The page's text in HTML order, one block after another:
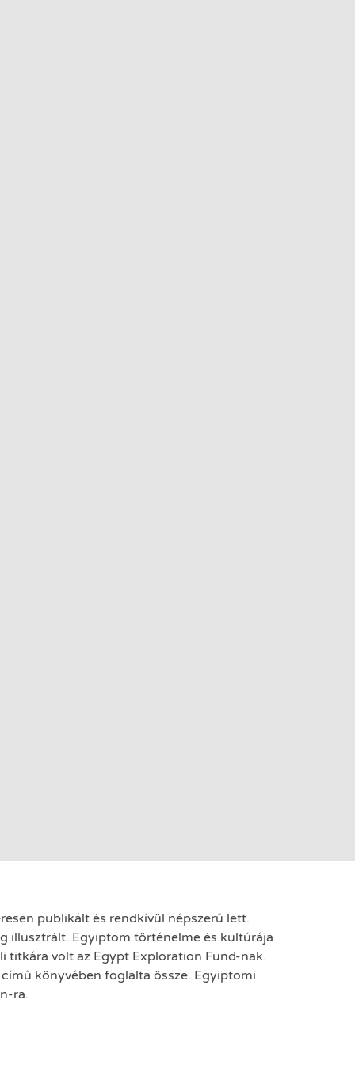
publikált és rendkívül népszerű lett.
illusztrált. Egyiptom történelme és kultúrája
titkára volt az Egypt Exploration Fund-nak.
könyvében foglalta össze. Egyiptomi
ra.